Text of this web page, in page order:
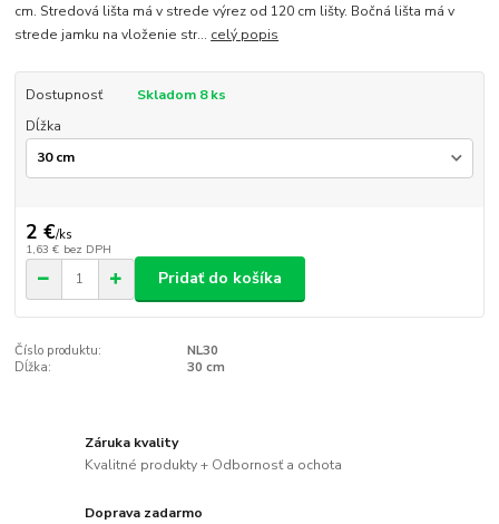
cm. Stredová lišta má v strede výrez od 120 cm lišty. Bočná lišta má v
strede jamku na vloženie str... celý popis
Dostupnosť
Skladom 8 ks
Dĺžka
2 €/ks
1,63 € bez DPH
Pridať do košíka
Číslo produktu:
NL30
Dĺžka:
30 cm
Záruka kvality
Kvalitné produkty + Odbornosť a ochota
Doprava zadarmo